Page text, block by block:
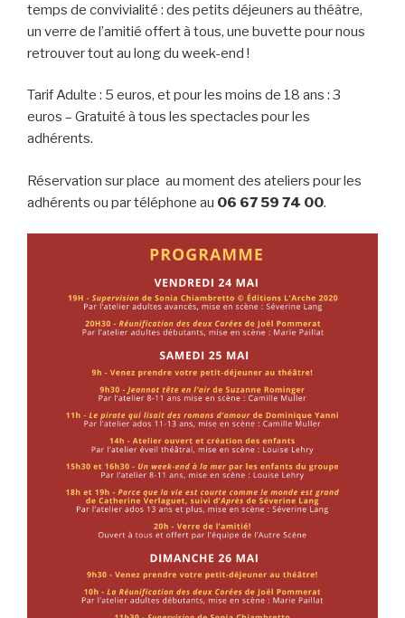
temps de convivialité : des petits déjeuners au théâtre,
un verre de l’amitié offert à tous, une buvette pour nous
retrouver tout au long du week-end !
Tarif Adulte : 5 euros, et pour les moins de 18 ans : 3
euros – Gratuité à tous les spectacles pour les
adhérents.
Réservation sur place au moment des ateliers pour les
adhérents ou par téléphone au 06 67 59 74 00.